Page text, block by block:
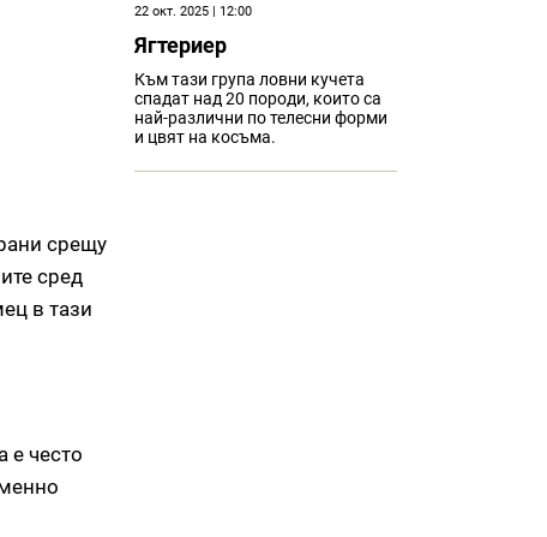
срещу
сред
в тази
е често
22 окт. 2025 | 12:00
Ягтериер
Към тази група ловни кучета
спадат над 20 породи, които са
най-различни по телесни форми
и цвят на косъма.